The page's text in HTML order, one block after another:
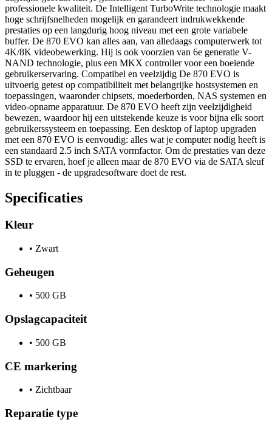
professionele kwaliteit. De Intelligent TurboWrite technologie maakt
hoge schrijfsnelheden mogelijk en garandeert indrukwekkende
prestaties op een langdurig hoog niveau met een grote variabele
buffer. De 870 EVO kan alles aan, van alledaags computerwerk tot
4K/8K videobewerking. Hij is ook voorzien van 6e generatie V-
NAND technologie, plus een MKX controller voor een boeiende
gebruikerservaring. Compatibel en veelzijdig De 870 EVO is
uitvoerig getest op compatibiliteit met belangrijke hostsystemen en
toepassingen, waaronder chipsets, moederborden, NAS systemen en
video-opname apparatuur. De 870 EVO heeft zijn veelzijdigheid
bewezen, waardoor hij een uitstekende keuze is voor bijna elk soort
gebruikerssysteem en toepassing. Een desktop of laptop upgraden
met een 870 EVO is eenvoudig: alles wat je computer nodig heeft is
een standaard 2.5 inch SATA vormfactor. Om de prestaties van deze
SSD te ervaren, hoef je alleen maar de 870 EVO via de SATA sleuf
in te pluggen - de upgradesoftware doet de rest.
Specificaties
Kleur
• Zwart
Geheugen
• 500 GB
Opslagcapaciteit
• 500 GB
CE markering
• Zichtbaar
Reparatie type